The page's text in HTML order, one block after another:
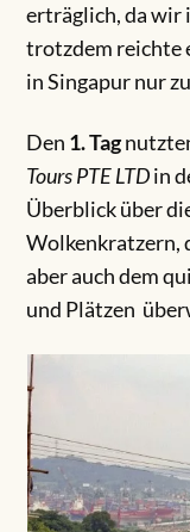
erträglich, da wir
trotzdem reichte
in Singapur nur
Den 1. Tag
Tours PTE LTDin
Überblick über
Wolkenkratzern,
aber auch dem
und Plätzen